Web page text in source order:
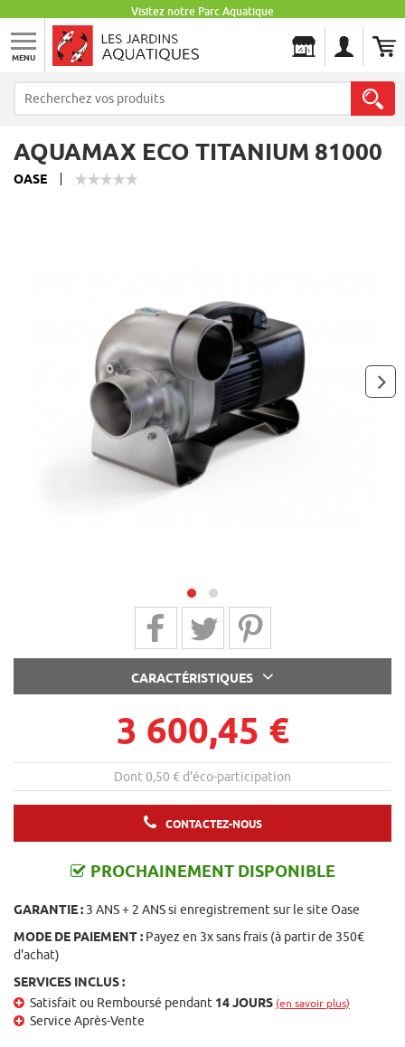
Visitez notre Parc Aquatique
MENU
AQUAMAX ECO TITANIUM 81000
OASE
Partager sur Facebook
Partager sur Twitter
Partager sur Pinterest
CARACTÉRISTIQUES
3 600,45 €
Dont 0,50 € d'éco-participation
CONTACTEZ-NOUS
PROCHAINEMENT DISPONIBLE
GARANTIE : 3 ANS + 2 ANS si enregistrement sur le site Oase
MODE DE PAIEMENT : Payez en 3x sans frais (à partir de 350€
d'achat)
SERVICES INCLUS :
Satisfait ou Remboursé pendant 14 JOURS (en savoir plus)
Service Après-Vente